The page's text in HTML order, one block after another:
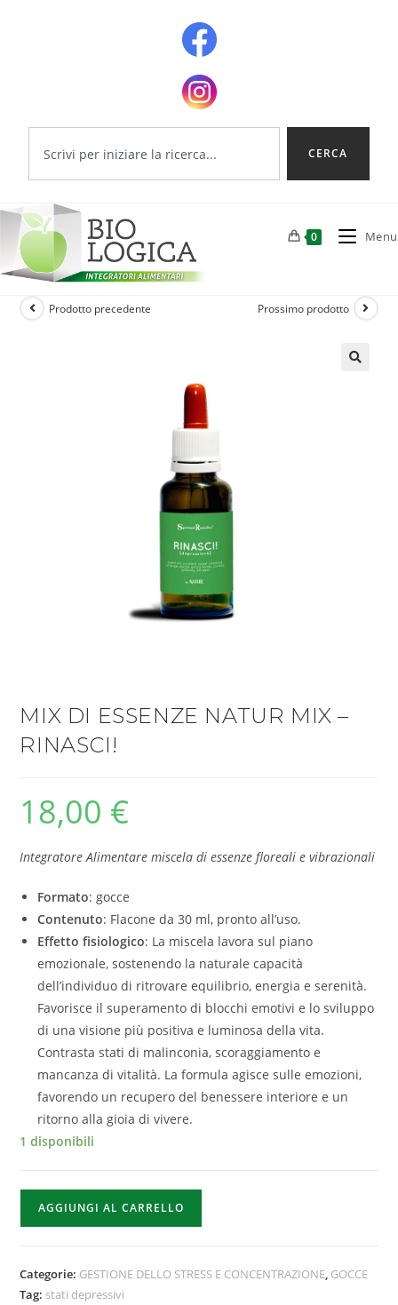
CERCA
0 Menu
Prodotto precedente Prossimo prodotto
MIX DI ESSENZE NATUR MIX –
RINASCI!
18,00 €
Integratore Alimentare miscela di essenze floreali e vibrazionali
Formato: gocce
Contenuto: Flacone da 30 ml, pronto all’uso.
Effetto fisiologico: La miscela lavora sul piano
emozionale, sostenendo la naturale capacità
dell’individuo di ritrovare equilibrio, energia e serenità.
Favorisce il superamento di blocchi emotivi e lo sviluppo
di una visione più positiva e luminosa della vita.
Contrasta stati di malinconia, scoraggiamento e
mancanza di vitalità. La formula agisce sulle emozioni,
favorendo un recupero del benessere interiore e un
ritorno alla gioia di vivere.
1 disponibili
AGGIUNGI AL CARRELLO
Categorie: GESTIONE DELLO STRESS E CONCENTRAZIONE, GOCCE
Tag: stati depressivi